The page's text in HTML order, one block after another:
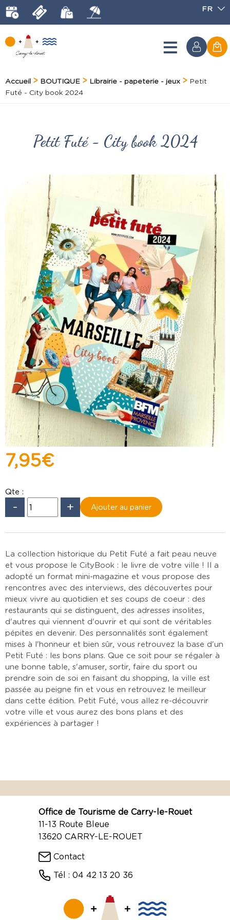
FR
Accueil BOUTIQUE Librairie - papeterie - jeux
Petit
Futé - City book 2024
Petit Futé - City book 2024
7,95 €
Qte :
- +
La collection historique du Petit Futé a fait peau neuve
et vous propose le CityBook : le livre de votre ville ! Il a
adopté un format mini-magazine et vous propose des
rencontres avec des interviews, des découvertes pour
mieux vivre au quotidien et ses coups de coeur : des
restaurants qui se distinguent, des adresses insolites,
d'autres qui viennent d'ouvrir et qui sont de véritables
pépites en devenir. Des personnalités sont également
mises à l'honneur et bien sûr, vous retrouvez la base d'un
Petit Futé : les bons plans. Que ce soit pour se régaler à
une bonne table, s'amuser, sortir, faire du sport ou
prendre soin de soi en faisant du shopping, la ville est
passée au peigne fin et vous en retrouvez le meilleur
dans cette édition. Petit Futé, vous allez re-découvrir
votre ville et vous aurez des bons plans et des
expériences à partager !
Office de Tourisme de Carry-le-Rouet
11-13 Route Bleue
13620 CARRY-LE-ROUET
Contact
Tél : 04 42 13 20 36